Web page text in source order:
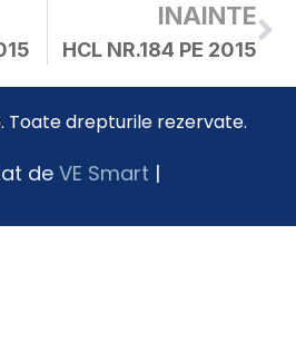
INAINTE
HCL NR.184 PE 2015
Toate drepturile rezervate.
deVE Smart |